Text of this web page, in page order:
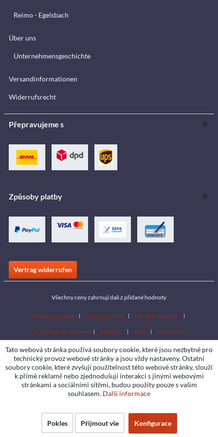
Reimo - Egelsbach
Über uns
Unternehmensgeschichte
Versandinformationen
Widerrufsrecht
Přepravujeme s
Způsoby platby
Vertrag widerrufen
Všechny ceny zahrnují daň z přidané hodnoty
Download area Händlersuche
Händler werden
Katalogy ke stažení
Kontakt Jobs Standorte
Tato webová stránka používá soubory cookie, které jsou nezbytné pro
technický provoz webové stránky a jsou vždy nastaveny. Ostatní
soubory cookie, které zvyšují použitelnost této webové stránky, slouží
k přímé reklamě nebo zjednodušují interakci s jinými webovými
stránkami a sociálními sítěmi, budou použity pouze s vaším
souhlasem. Další informace
Pokles Přijmout vše Konfigurace